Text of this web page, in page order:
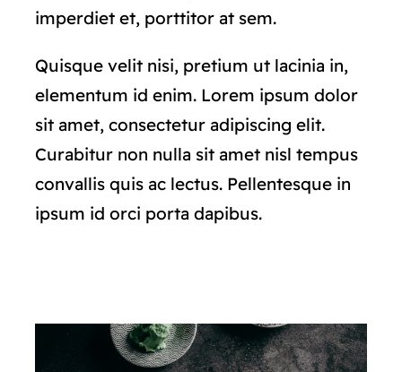
imperdiet et, porttitor at sem.
Quisque velit nisi, pretium ut lacinia in,
elementum id enim. Lorem ipsum dolor
sit amet, consectetur adipiscing elit.
Curabitur non nulla sit amet nisl tempus
convallis quis ac lectus. Pellentesque in
ipsum id orci porta dapibus.